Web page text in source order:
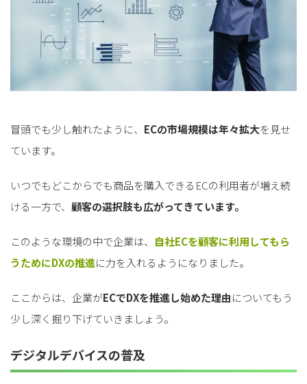
冒頭でも少し触れたように、 ECの市場規模は年々拡大を見せ
ています。
いつでもどこからでも商品を購入できるECの利用者が増え続
ける一方で、 顧客の選択肢も広がってきています。
このような環境の中で企業は、
自社ECを顧客に利用してもら
うためにDXの推進に力を入れるようになりました。
ここからは、企業がECでDXを推進し始めた理由についてもう
少し深く掘り下げていきましょう。
デジタルデバイスの普及